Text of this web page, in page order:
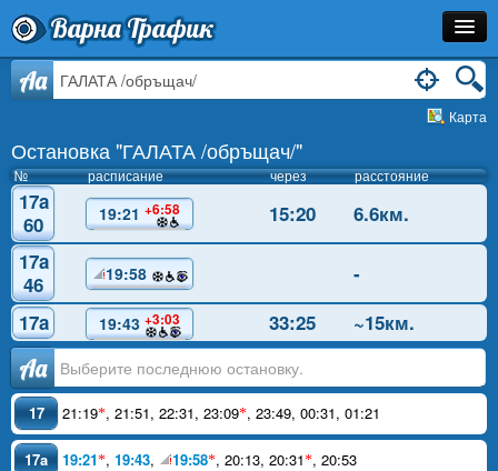
Варна Трафик
Остановка
Расписание
Как Добраться?
Инфо
Aa
Карта
Остановка "ГАЛАТА /обръщач/"
№ расписание через расстояние
17a
60
19:21 +6:58 15:20
6.6км.
17a
46
19:58
-
17a
19:43 +3:03 33:25 ~15км.
Аа
17 21:19*, 21:51, 22:31, 23:09*, 23:49, 00:31, 01:21
17a 19:21*, 19:43, 19:58*, 20:13, 20:31*, 20:53